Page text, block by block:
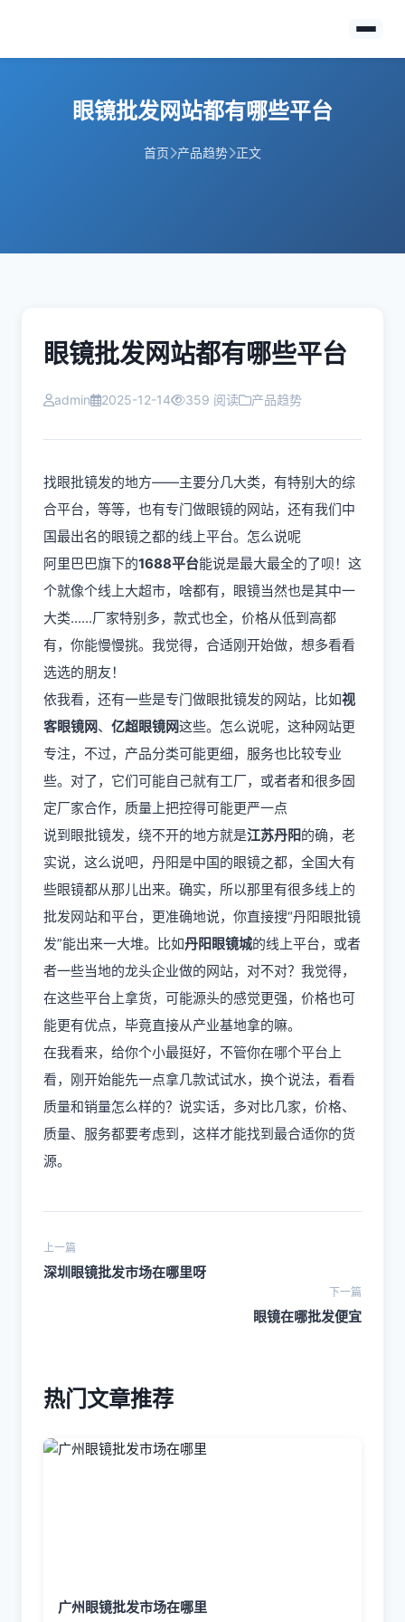
眼镜批发网站都有哪些平台
首页 产品趋势 正文
眼镜批发网站都有哪些平台
admin 2025-12-14 359 阅读 产品趋势
找眼批镜发的地方——主要分几大类，有特别大的综
合平台，等等，也有专门做眼镜的网站，还有我们中
国最出名的眼镜之都的线上平台。怎么说呢
阿里巴巴旗下的1688平台能说是最大最全的了呗！这
个就像个线上大超市，啥都有，眼镜当然也是其中一
大类......厂家特别多，款式也全，价格从低到高都
有，你能慢慢挑。我觉得，合适刚开始做，想多看看
选选的朋友！
依我看，还有一些是专门做眼批镜发的网站，比如视
客眼镜网、 亿超眼镜网这些。怎么说呢，这种网站更
专注，不过，产品分类可能更细，服务也比较专业
些。对了，它们可能自己就有工厂，或者者和很多固
定厂家合作，质量上把控得可能更严一点
说到眼批镜发，绕不开的地方就是江苏丹阳的确，老
实说，这么说吧，丹阳是中国的眼镜之都，全国大有
些眼镜都从那儿出来。确实，所以那里有很多线上的
批发网站和平台，更准确地说，你直接搜“丹阳眼批镜
发”能出来一大堆。比如丹阳眼镜城的线上平台，或者
者一些当地的龙头企业做的网站，对不对？我觉得，
在这些平台上拿货，可能源头的感觉更强，价格也可
能更有优点，毕竟直接从产业基地拿的嘛。
在我看来，给你个小最挺好，不管你在哪个平台上
看，刚开始能先一点拿几款试试水，换个说法，看看
质量和销量怎么样的？说实话，多对比几家，价格、
质量、服务都要考虑到，这样才能找到最合适你的货
源。
上一篇
深圳眼镜批发市场在哪里呀
下一篇
眼镜在哪批发便宜
热门文章推荐
广州眼镜批发市场在哪里